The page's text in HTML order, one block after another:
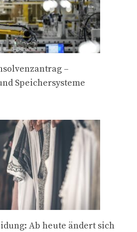
–
Speichersysteme
Ab heute ändert sich